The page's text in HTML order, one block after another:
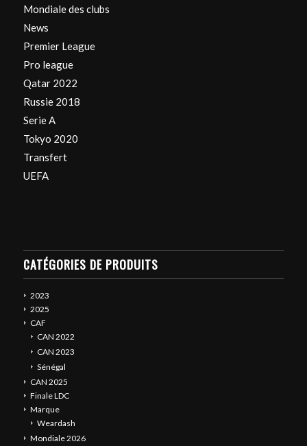
Mondiale des clubs
News
Premier League
Pro league
Qatar 2022
Russie 2018
Serie A
Tokyo 2020
Transfert
UEFA
CATÉGORIES DE PRODUITS
2023
2025
CAF
CAN 2022
CAN 2023
Sénégal
CAN 2025
Finale LDC
Marque
Weardash
Mondiale 2026